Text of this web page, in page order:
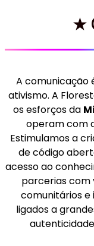
★
A comunicação
ativismo. A
os esforços da
operam com
Estimulamos a
de código
acesso ao
parcerias com
comunitários e
ligados a